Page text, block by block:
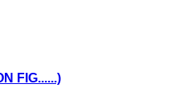
FIG......)